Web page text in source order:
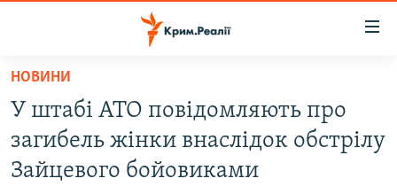
Перейти
основного
матеріалу
Перейти
до
ВОДА.КРИМ
ВІДЕО ТА ФОТО
НОВИНИ
У штабі АТО повідомляють про
загибель жінки внаслідок обстрілу
Зайцевого бойовиками